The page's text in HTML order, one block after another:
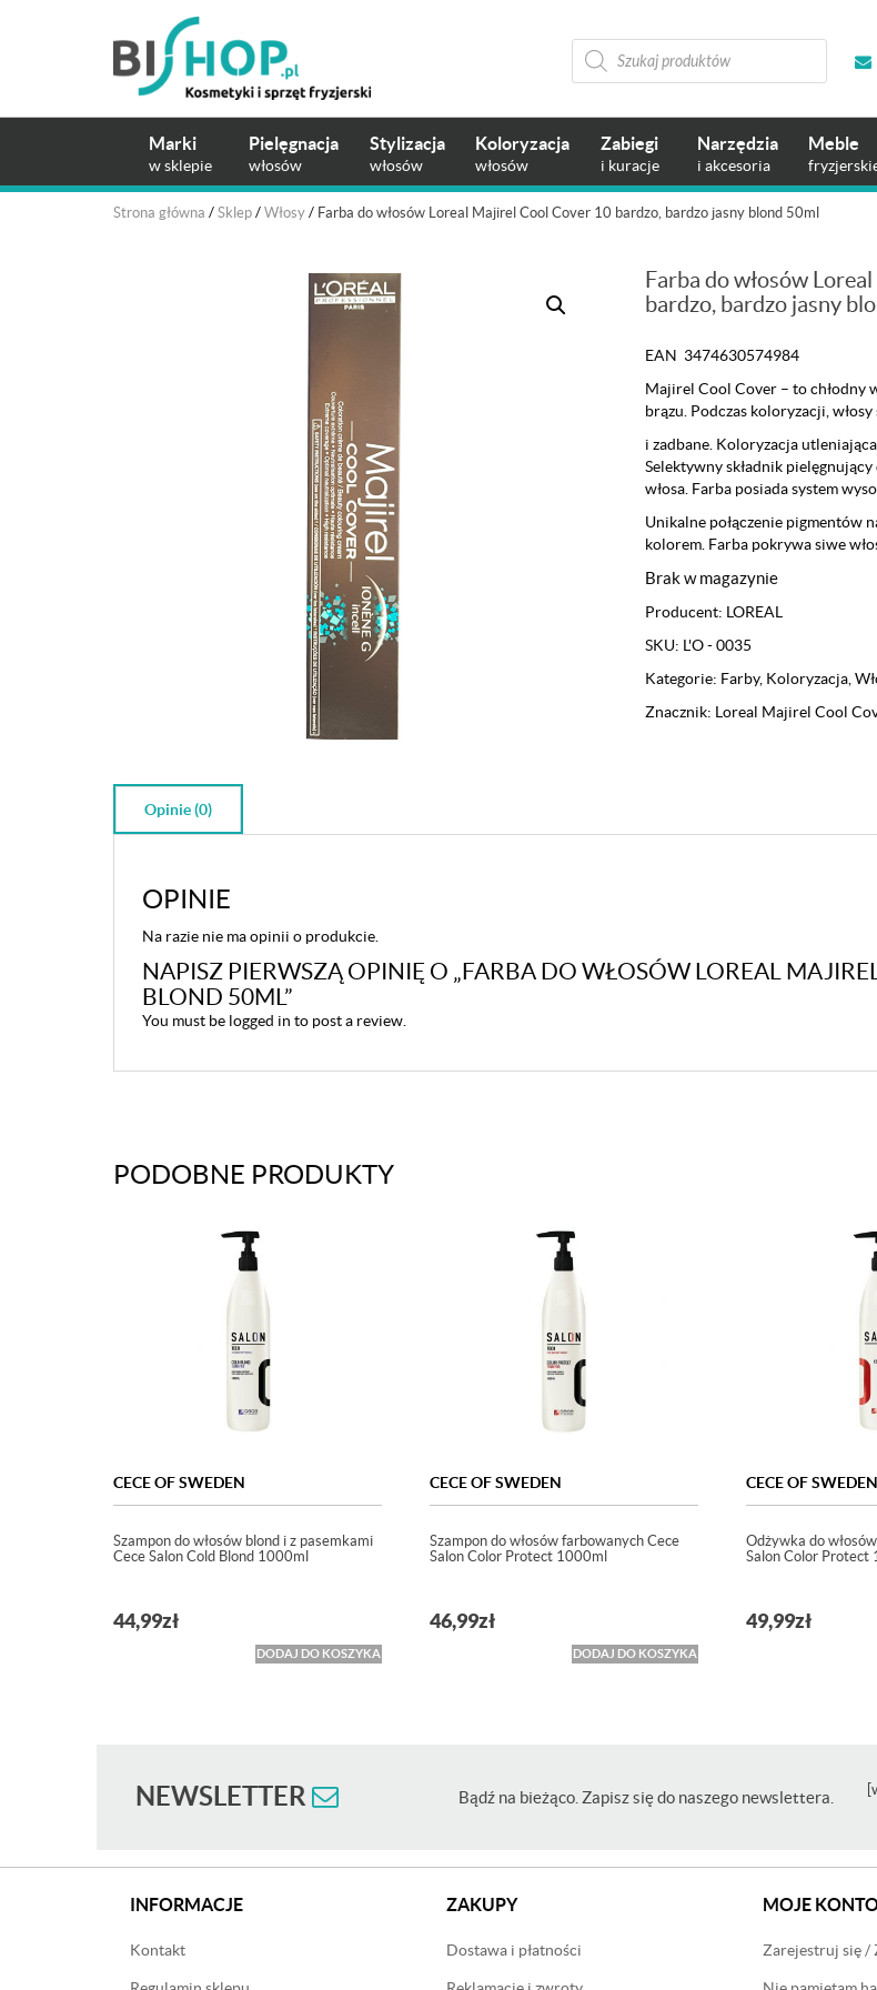
Wyszukiwarka
produktów
Marki
w sklepie
Pielęgnacja
włosów
Stylizacja
włosów
Koloryzacja
włosów
Zabiegi
i kuracje
Narzędzia
i akcesoria
Meble
Strona główna / Sklep / Włosy / Farba do włosów Loreal Majirel Cool Cover 10 bardzo, bardzo jasny blond 50ml
Farba do włosów
bardzo, bardzo jasny
EAN 3474630574984
Majirel Cool Cover – to chłodny
brązu. Podczas koloryzacji,
i zadbane. Koloryzacja
Selektywny składnik
włosa. Farba posiada system
Unikalne połączenie pigmentów
kolorem. Farba pokrywa siwe
Brak w magazynie
Producent: LOREAL
SKU: L'O - 0035
Kategorie: Farby, Koloryzacja,
Znacznik: Loreal Majirel Cool
Opinie (0)
OPINIE
Na razie nie ma opinii o produkcie.
NAPISZ PIERWSZĄ OPINIĘ O „FARBA DO WŁOSÓW LOREAL
BLOND 50ML”
You must be logged in to post a review.
PODOBNE PRODUKTY
CECE OF SWEDEN
Szampon do włosów blond i z pasemkami
Cece Salon Cold Blond 1000ml
44,99zł
DODAJ DO KOSZYKA
CECE OF SWEDEN
Szampon do włosów farbowanych Cece
Salon Color Protect 1000ml
46,99zł
DODAJ DO KOSZYKA
CECE OF SWEDEN
Odżywka do
Salon Color Protect
49,99zł
NEWSLETTER Bądź na bieżąco. Zapisz się do naszego newslettera.
INFORMACJE
Kontakt
ZAKUPY
Dostawa i płatności
MOJE
Zarejestruj się /